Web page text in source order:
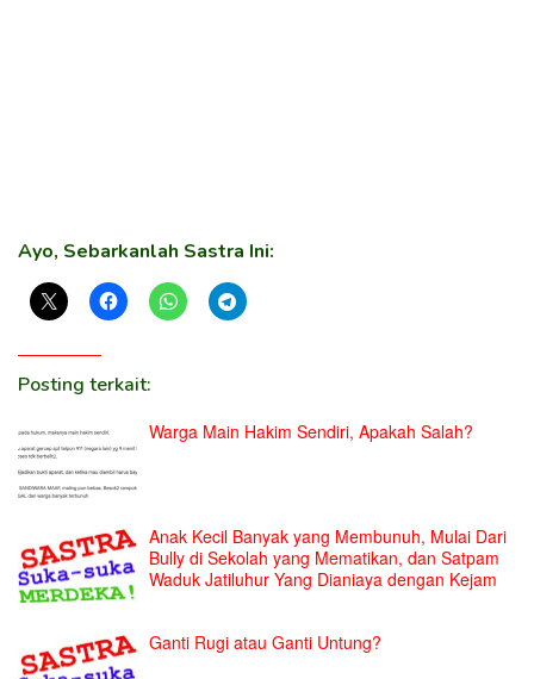
Ayo, Sebarkanlah Sastra Ini:
Posting terkait:
Warga Main Hakim Sendiri, Apakah Salah?
Anak Kecil Banyak yang Membunuh, Mulai Dari
Bully di Sekolah yang Mematikan, dan Satpam
Waduk Jatiluhur Yang Dianiaya dengan Kejam
Ganti Rugi atau Ganti Untung?